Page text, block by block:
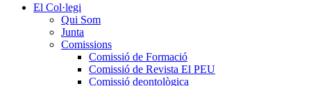
El Col·legi
Qui Som
Junta
Comissions
Comissió de Formació
Comissió de Revista El PEU
Comissió deontològica